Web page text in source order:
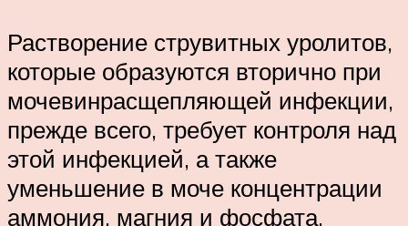
Растворение струвитных уролитов,
которые образуются вторично при
мочевинрасщепляющей инфекции,
прежде всего, требует контроля над
этой инфекцией, а также
уменьшение в моче концентрации
аммония, магния и фосфата.